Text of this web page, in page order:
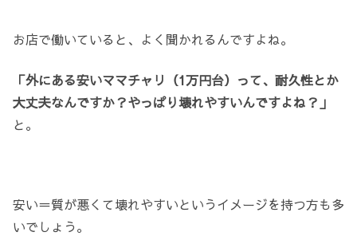
お店で働いていると、よく聞かれるんですよね。
「外にある安いママチャリ（1万円台）って、耐久性とか
大丈夫なんですか？やっぱり壊れやすいんですよね？」
と。
安い＝質が悪くて壊れやすいというイメージを持つ方も多
いでしょう。